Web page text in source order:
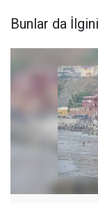
Bunlar da